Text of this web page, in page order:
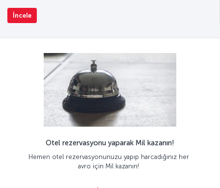
İncele
Otel rezervasyonu yaparak Mil kazanın!
Hemen otel rezervasyonunuzu yapıp harcadığınız her
avro için Mil kazanın!